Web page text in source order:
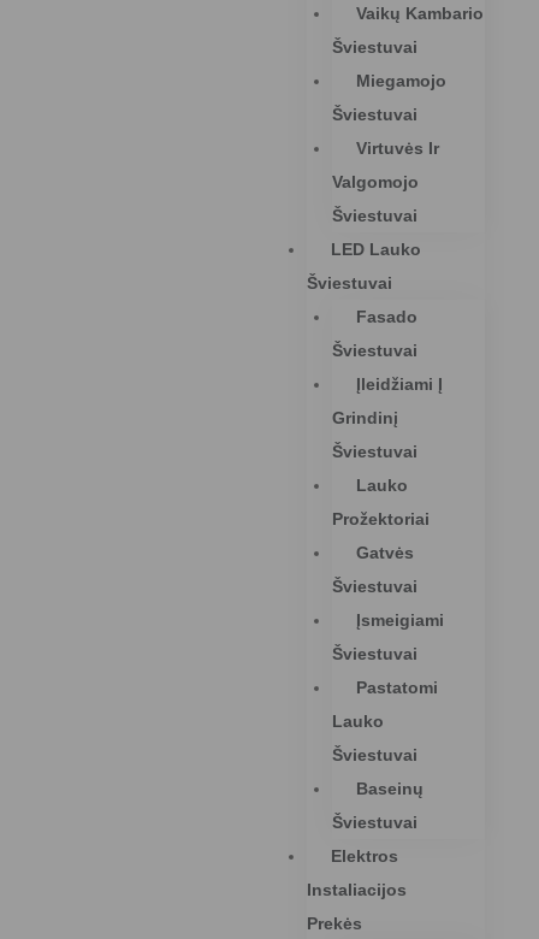
Vaikų Kambario
Šviestuvai
Miegamojo
Šviestuvai
Virtuvės Ir
Valgomojo
Šviestuvai
LED Lauko
Šviestuvai
Fasado
Šviestuvai
Įleidžiami Į
Grindinį
Šviestuvai
Lauko
Prožektoriai
Gatvės
Šviestuvai
Įsmeigiami
Šviestuvai
Pastatomi
Lauko
Šviestuvai
Baseinų
Šviestuvai
Elektros
Instaliacijos
Prekės